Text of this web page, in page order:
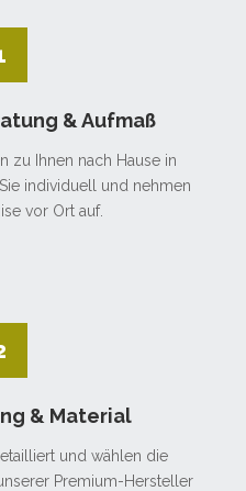
& Aufmaß
zu Ihnen nach Hause in
individuell und nehmen
vor Ort auf.
& Material
und wählen die
Premium-Hersteller